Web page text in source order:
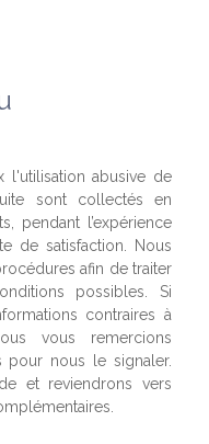
l'utilisation abusive de
sont collectés en
pendant l’expérience
de satisfaction. Nous
afin de traiter
possibles. Si
contraires à
vous remercions
pour nous le signaler.
et reviendrons vers